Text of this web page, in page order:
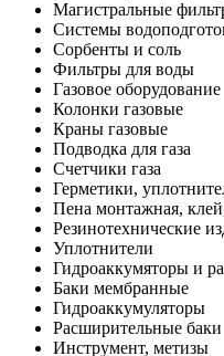
Магистральные
Системы
Сорбенты и соль
Фильтры для воды
Газовое оборудование
Колонки газовые
Краны газовые
Подводка для газа
Счетчики газа
Герметики,
Пена монтажная,
Резинотехнические
Уплотнители
Гидроаккумяторы и
Баки мембранные
Гидроаккумуляторы
Расширительные баки
Инструмент, метизы